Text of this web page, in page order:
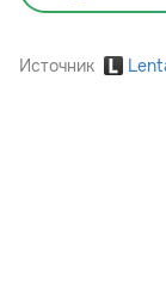
Источник